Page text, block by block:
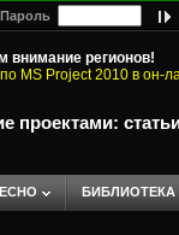
внимание регионов!
MS Project 2010 в он-
проектами:
БИБЛИОТЕКА